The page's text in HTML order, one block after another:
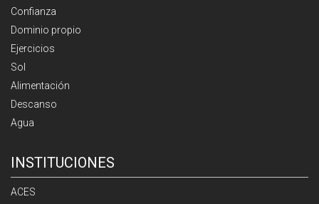
Confianza
Dominio propio
Ejercicios
Sol
Alimentación
Descanso
Agua
INSTITUCIONES
ACES